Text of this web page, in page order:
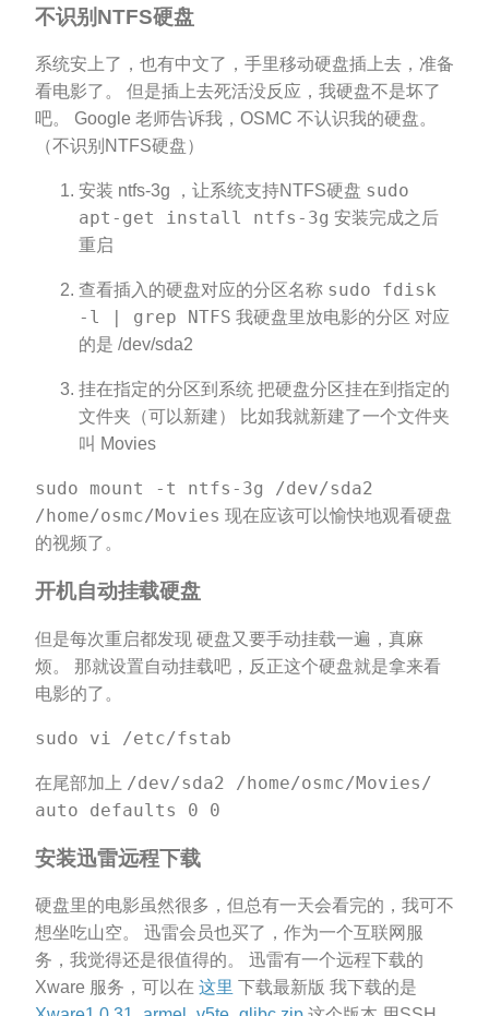
不识别NTFS硬盘
系统安上了，也有中文了，手里移动硬盘插上去，准备
看电影了。 但是插上去死活没反应，我硬盘不是坏了
吧。 Google 老师告诉我，OSMC 不认识我的硬盘。
（不识别NTFS硬盘）
安装 ntfs-3g ，让系统支持NTFS硬盘 sudo
apt-get install ntfs-3g 安装完成之后
重启
查看插入的硬盘对应的分区名称 sudo fdisk
-l | grep NTFS 我硬盘里放电影的分区 对应
的是 /dev/sda2
挂在指定的分区到系统 把硬盘分区挂在到指定的
文件夹（可以新建） 比如我就新建了一个文件夹
叫 Movies
sudo mount -t ntfs-3g /dev/sda2
/home/osmc/Movies 现在应该可以愉快地观看硬盘
的视频了。
开机自动挂载硬盘
但是每次重启都发现 硬盘又要手动挂载一遍，真麻
烦。 那就设置自动挂载吧，反正这个硬盘就是拿来看
电影的了。
sudo vi /etc/fstab
在尾部加上 /dev/sda2 /home/osmc/Movies/
auto defaults 0 0
安装迅雷远程下载
硬盘里的电影虽然很多，但总有一天会看完的，我可不
想坐吃山空。 迅雷会员也买了，作为一个互联网服
务，我觉得还是很值得的。 迅雷有一个远程下载的
Xware 服务，可以在 这里 下载最新版 我下载的是